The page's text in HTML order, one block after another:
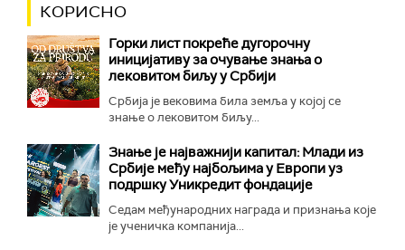
КОРИСНО
Горки лист покреће дугорочну
иницијативу за очување знања о
лековитом биљу у Србији
Србија је вековима била земља у којој се
знање о лековитом биљу...
Знање је најважнији капитал: Млади из
Србије међу најбољима у Европи уз
подршку Уникредит фондације
Седам међународних награда и признања које
је ученичка компанија...